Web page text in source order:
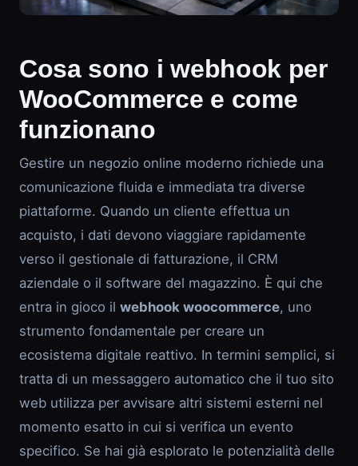
Cosa sono i webhook per
WooCommerce e come
funzionano
Gestire un negozio online moderno richiede una
comunicazione fluida e immediata tra diverse
piattaforme. Quando un cliente effettua un
acquisto, i dati devono viaggiare rapidamente
verso il gestionale di fatturazione, il CRM
aziendale o il software del magazzino. È qui che
entra in gioco il webhook woocommerce, uno
strumento fondamentale per creare un
ecosistema digitale reattivo. In termini semplici, si
tratta di un messaggero automatico che il tuo sito
web utilizza per avvisare altri sistemi esterni nel
momento esatto in cui si verifica un evento
specifico. Se hai già esplorato le potenzialità delle